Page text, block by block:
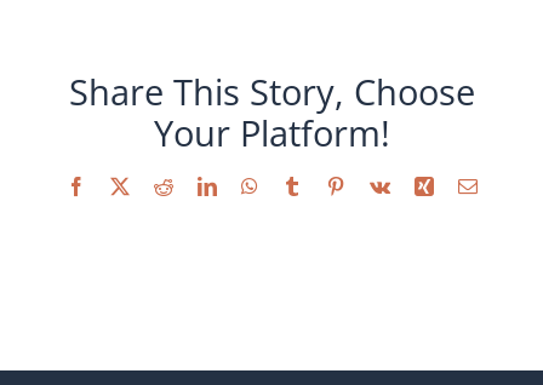
Share This Story, Choose
Your Platform!
Facebook
X RedditLinkedInWhatsApp
TumblrPinterest
Vk Xing Email